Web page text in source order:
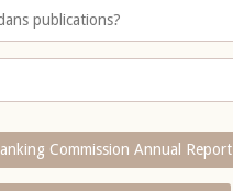
Commission Annual Report